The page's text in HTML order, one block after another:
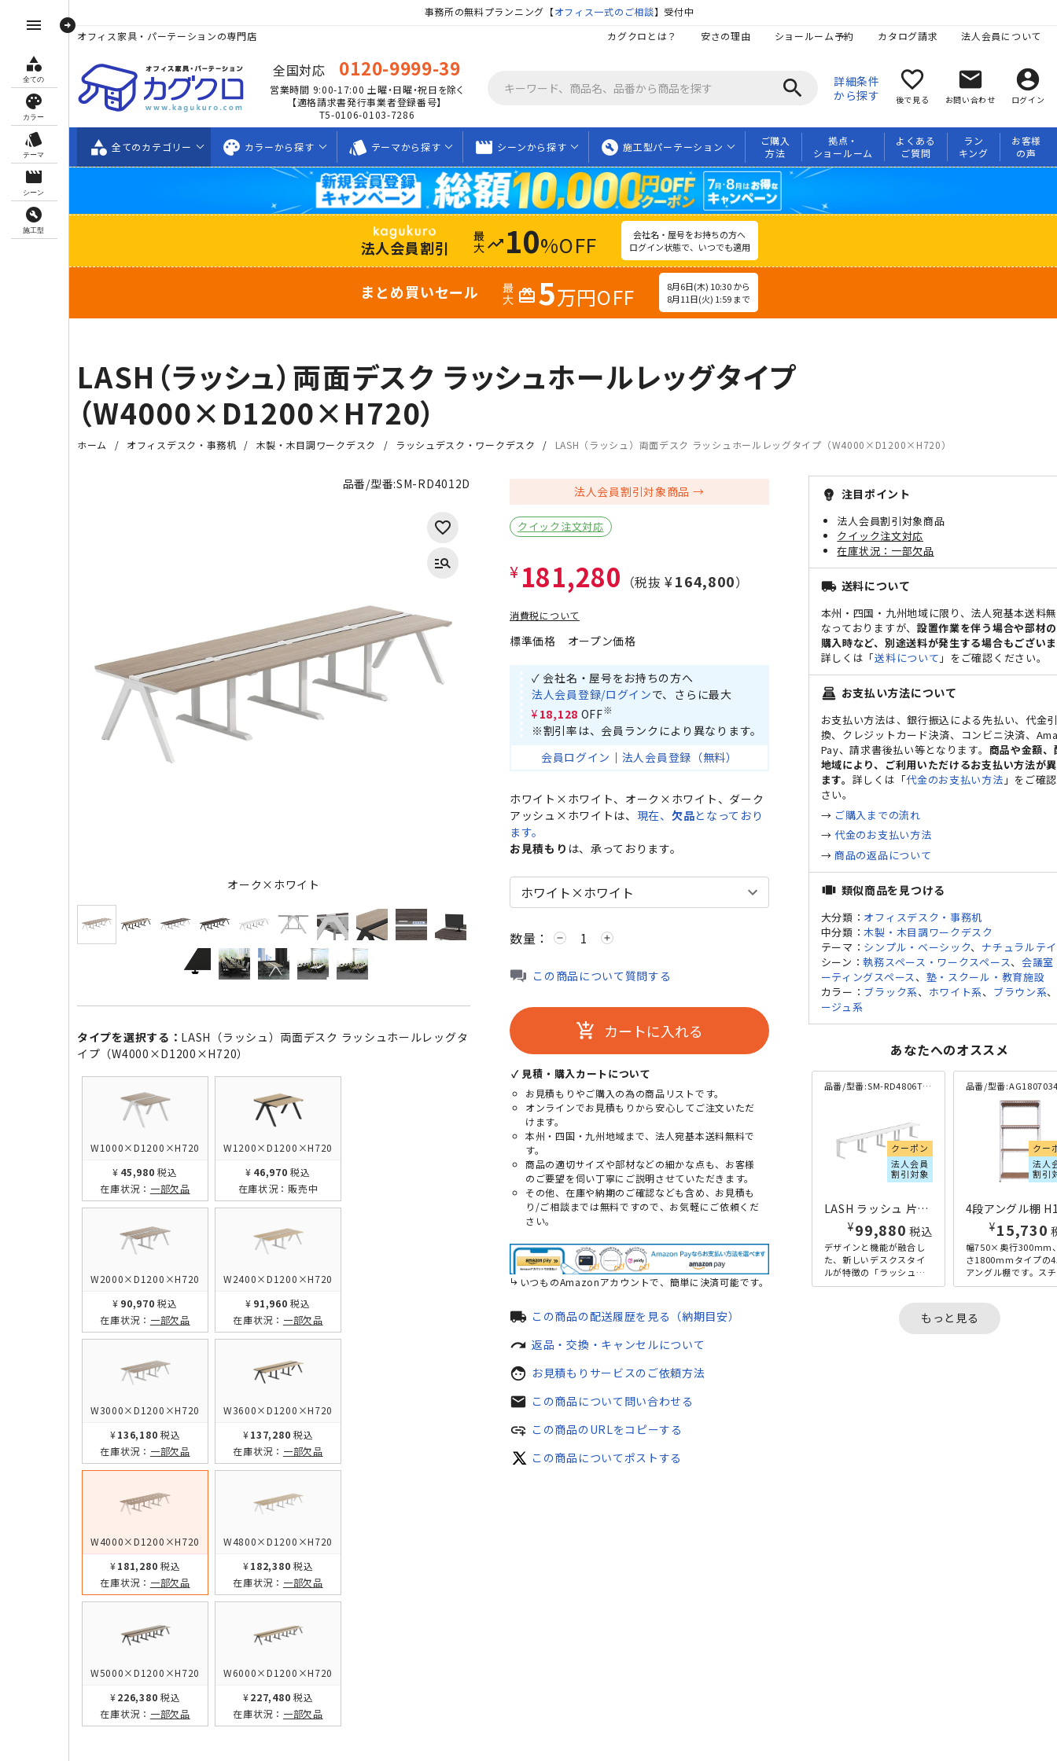
menu arrow_circle_right
category
全ての
palette
カラー
style
テーマ
movie_creation
シーン
build_circle
施工型
事務所の無料プランニング【オフィス一式のご相談】受付中
オフィス家具・パーテーションの専門店
カグクロとは？ 安さの理由 ショールーム予約 カタログ請求 法人会員について
全国対応 0120-9999-39
営業時間 9:00-17:00 土曜・日曜・祝日を除く
【適格請求書発行事業者登録番号】
T5-0106-0103-7286
search
詳細条件
から探す
favorite_border
後で見る
mail
お問い合わせ
account_circle
ログイン
category 全てのカテゴリー palette カラーから探す style テーマから探す movie_creation シーンから探す build_circle 施工型パーテーション
ご購入
方法
拠点・
ショールーム
よくある
ご質問
ラン
キング
お客様
の声
法人会員割引 trending_up 10%OFF
会社名・屋号をお持ちの方へ
ログイン状態で、いつでも適用
まとめ買いセール redeem 5万円OFF
8月6日(木) 10:30 から
8月11日(火) 1:59 まで
LASH（ラッシュ）両面デスク ラッシュホールレッグタイプ
（W4000×D1200×H720）
ホーム オフィスデスク・事務机 木製・木目調ワークデスク ラッシュデスク・ワークデスク LASH（ラッシュ）両面デスク ラッシュホールレッグタイプ（W4000×D1200×H720）
品番/型番:SM-RD4012D
オーク×ホワイト オーク×ブラック
タイプを選択する： LASH（ラッシュ）両面デスク ラッシュホールレッグタ
イプ（W4000×D1200×H720）
W1000×D1200×H720
¥45,980 税込
在庫状況： 一部欠品
W1200×D1200×H720
¥46,970 税込
在庫状況： 販売中
W2000×D1200×H720
¥90,970 税込
在庫状況： 一部欠品
W2400×D1200×H720
¥91,960 税込
在庫状況： 一部欠品
W3000×D1200×H720
¥136,180 税込
在庫状況： 一部欠品
W3600×D1200×H720
¥137,280 税込
在庫状況： 一部欠品
W4000×D1200×H720
¥181,280 税込
在庫状況： 一部欠品
W4800×D1200×H720
¥182,380 税込
在庫状況： 一部欠品
W5000×D1200×H720
¥226,380 税込
在庫状況： 一部欠品
W6000×D1200×H720
¥227,480 税込
在庫状況： 一部欠品
法人会員割引対象商品
クイック注文対応
¥ 181,280 （税抜 ¥164,800）
消費税について
標準価格 オープン価格
✓ 会社名・屋号をお持ちの方へ
法人会員登録/ログインで、さらに最大
¥18,128 OFF※
※割引率は、会員ランクにより異なります。
会員ログイン ｜ 法人会員登録（無料）
ホワイト×ホワイト、オーク×ホワイト、ダーク
アッシュ×ホワイトは、 現在、 欠品となっており
ます。
お見積もり は、承っております。
数量： remove add
この商品について質問する
add_shopping_cart カートに入れる
✓ 見積・購入カートについて
お見積もりやご購入の為の商品リストです。
オンラインでお見積もりから安心してご注文いただ
けます。
本州・四国・九州地域まで、法人宛基本送料無料で
す。
商品の適切サイズや部材などの細かな点も、お客様
のご要望を伺い丁寧にご説明させていただきます。
その他、在庫や納期のご確認なども含め、お見積も
り/ご相談までは無料ですので、お気軽にご依頼くだ
さい。
いつものAmazonアカウントで、簡単に決済可能です。
local_shipping この商品の配送履歴を見る（納期目安）
redo 返品・交換・キャンセルについて
face お見積もりサービスのご依頼方法
mail この商品について問い合わせる
add_link この商品のURLをコピーする
この商品についてポストする
emoji_objects 注目ポイント
法人会員割引対象商品
クイック注文対応
一部欠品
local_shipping 送料について
本州・四国・九州地域に限り、法人宛基本送料
なっておりますが、 設置作業を伴う場合や部材
購入時など、別途送料が発生する場合もござい
詳しくは「送料について 」をご確認ください。
point_of_sale お支払い方法について
お支払い方法は、銀行振込による先払い、代金
換、クレジットカード決済、コンビニ決済、
Pay、請求書後払い等となります。 商品や金額、
地域により、ご利用いただけるお支払い方法が
ます。 詳しくは「代金のお支払い方法 」をご確
さい。
→ ご購入までの流れ
→代金のお支払い方法
→ 商品の返品について
view_carousel 類似商品を見つける
大分類： オフィスデスク・事務机
中分類：木製・木目調ワークデスク
テーマ： シンプル・ベーシック、 ナチュラルテ
シーン：執務スペース・ワークスペース、 会議室
ーティングスペース 、 塾・スクール・教育施設
カラー： ブラック系、 ホワイト系、 ブラウン系
ージュ系
あなたへのオススメ
品番/型番:SM-RD4806TS-W-WH
クーポン
法人会員
割引対象
LASH ラッシュ 片面デスク ティーレッグタイプ W4800×D600×H720 ホワイト
¥99,880 税込
デザインと機能が融合し
た、新しいデスクスタイ
ルが特徴の「ラッシュデ
スク」の幅4800mm×奥
きの良いT字脚は歩行や...
品番/型番:AG1807034-
クー
法人
割引
¥15,730
幅750×奥行300mm
さ1800mmタイプの
アングル棚です。ス
ルフレームとパーテ
た、アンティーク感の
あ...
もっと見る